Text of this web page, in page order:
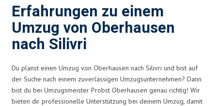
Erfahrungen zu einem
Umzug von Oberhausen
nach Silivri
Du planst einen Umzug von Oberhausen nach Silivri und bist auf
der Suche nach einem zuverlässigen Umzugsunternehmen? Dann
bist du bei Umzugsmeister Probst Oberhausen genau richtig! Wir
bieten dir professionelle Unterstützung bei deinem Umzug, damit